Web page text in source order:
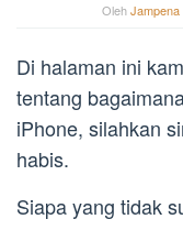
OlehJampena
Di halaman ini
tentang
iPhone, silahkan
habis.
Siapa yang tidak